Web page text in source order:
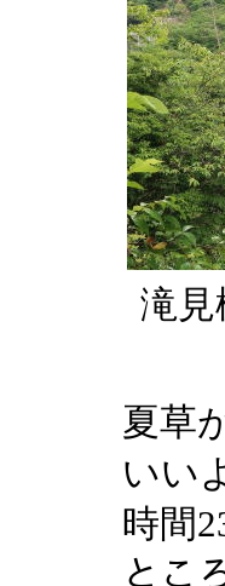
滝
夏草
いい
時間
とこ